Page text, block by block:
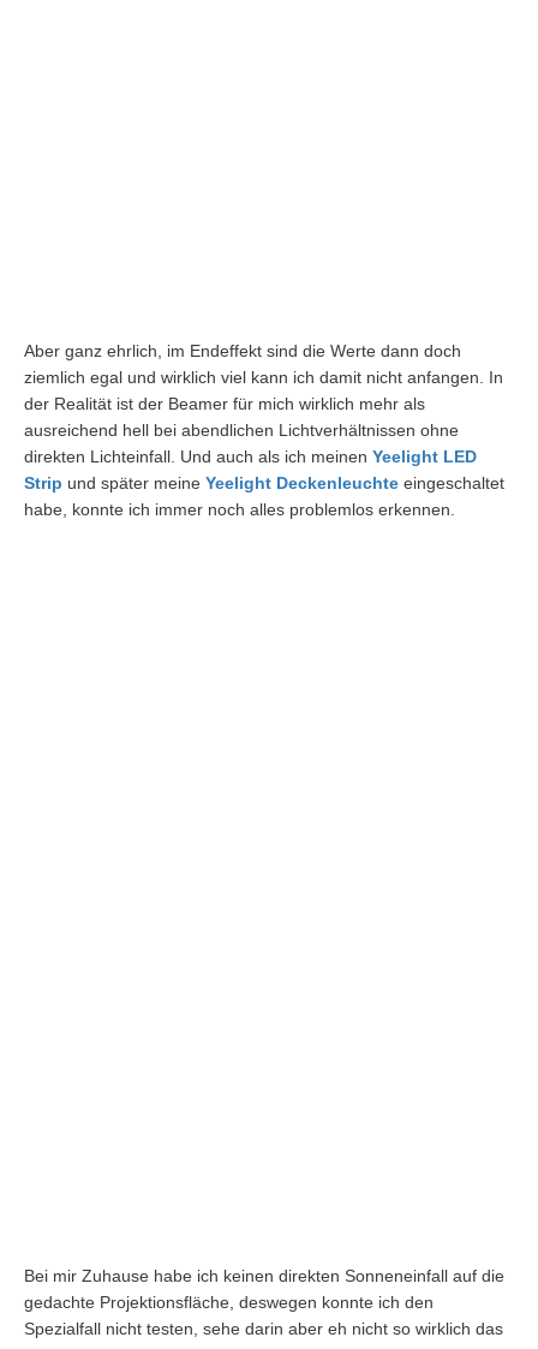
Aber ganz ehrlich, im Endeffekt sind die Werte dann doch
ziemlich egal und wirklich viel kann ich damit nicht anfangen. In
der Realität ist der Beamer für mich wirklich mehr als
ausreichend hell bei abendlichen Lichtverhältnissen ohne
direkten Lichteinfall. Und auch als ich meinen Yeelight LED
Strip und später meine Yeelight Deckenleuchte eingeschaltet
habe, konnte ich immer noch alles problemlos erkennen.
Bei mir Zuhause habe ich keinen direkten Sonneneinfall auf die
gedachte Projektionsfläche, deswegen konnte ich den
Spezialfall nicht testen, sehe darin aber eh nicht so wirklich das